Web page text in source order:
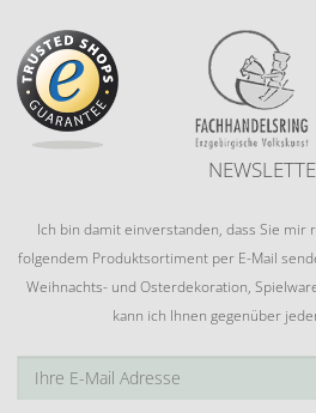
Ich bin damit einverstanden, dass Sie mir
folgendem Produktsortiment per E-Mail
Weihnachts- und Osterdekoration,
kann ich Ihnen gegenüber